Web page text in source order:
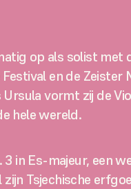
op als solist met
en de Zeister
vormt zij de
hele wereld.
in Es-majeur, een
Tsjechische